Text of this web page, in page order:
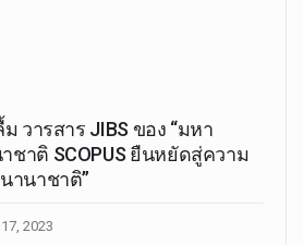
วารสาร JIBS ของ “มหา
ชาติ SCOPUS ยืนหยัดสู่ความ
านาชาติ”
2023